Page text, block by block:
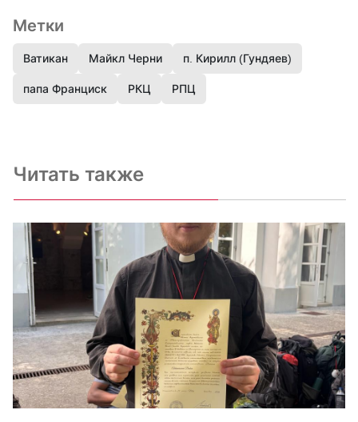
Метки
Ватикан Майкл Черни п. Кирилл (Гундяев)
папа Франциск РКЦ РПЦ
Читать также